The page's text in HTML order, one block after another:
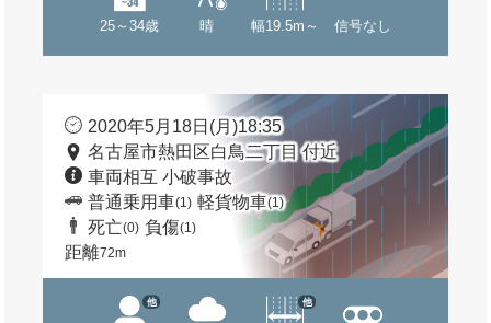
25～34歳 晴 幅19.5m～ 信号なし
2020年5月18日(月)18:35
名古屋市熱田区白鳥二丁目 付近
車両相互 小破事故
普通乗用車(1) 軽貨物車(1)
死亡(0) 負傷(1)
距離72m
他 他